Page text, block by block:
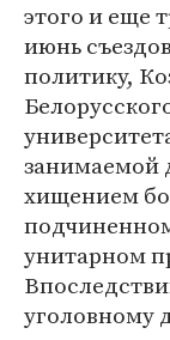
этого и еще
июнь
политику,
занимаемой
хищением
унитарном
уголовному